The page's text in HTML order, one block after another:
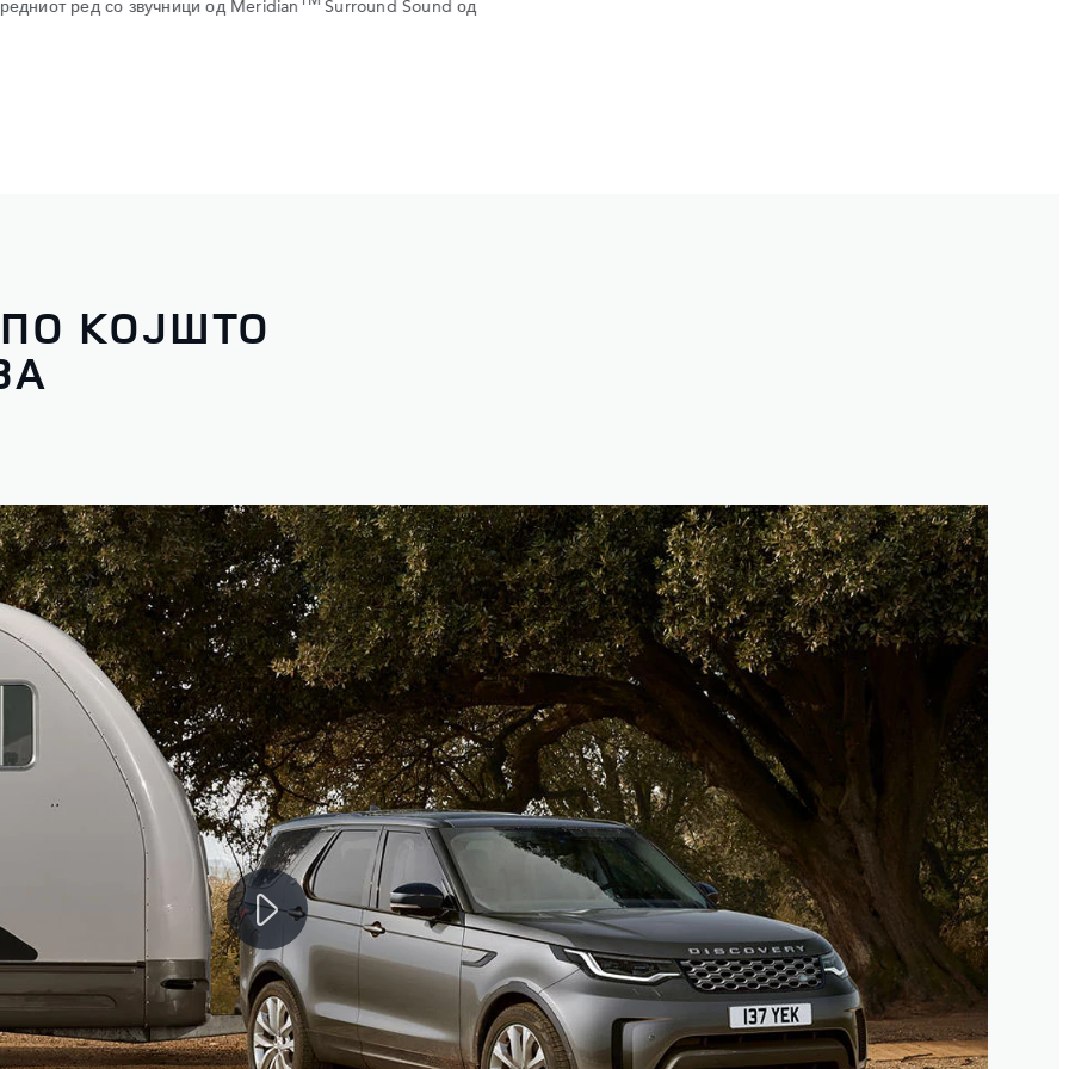
со минимизирање на нередот во кабината.
КОЈШТО